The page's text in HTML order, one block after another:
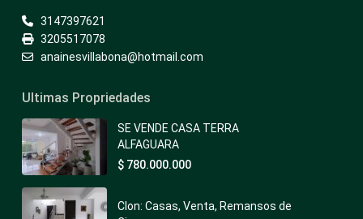
3147397621
3205517078
anainesvillabona@hotmail.com
Ultimas Propriedades
SE VENDE CASA TERRA
ALFAGUARA
$ 780.000.000
Clon: Casas, Venta, Remansos de